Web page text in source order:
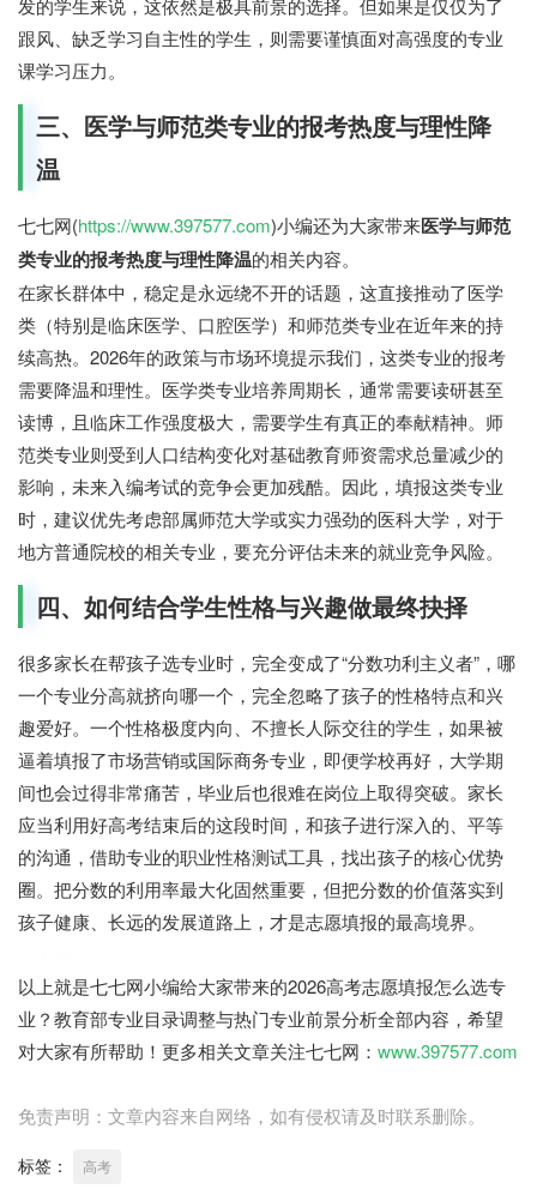
发的学生来说，这依然是极具前景的选择。但如果是仅仅为了
跟风、缺乏学习自主性的学生，则需要谨慎面对高强度的专业
课学习压力。
三、医学与师范类专业的报考热度与理性降
温
七七网(https://www.397577.com)小编还为大家带来医学与师范
类专业的报考热度与理性降温的相关内容。
在家长群体中，稳定是永远绕不开的话题，这直接推动了医学
类（特别是临床医学、口腔医学）和师范类专业在近年来的持
续高热。2026年的政策与市场环境提示我们，这类专业的报考
需要降温和理性。医学类专业培养周期长，通常需要读研甚至
读博，且临床工作强度极大，需要学生有真正的奉献精神。师
范类专业则受到人口结构变化对基础教育师资需求总量减少的
影响，未来入编考试的竞争会更加残酷。因此，填报这类专业
时，建议优先考虑部属师范大学或实力强劲的医科大学，对于
地方普通院校的相关专业，要充分评估未来的就业竞争风险。
四、如何结合学生性格与兴趣做最终抉择
很多家长在帮孩子选专业时，完全变成了“分数功利主义者”，哪
一个专业分高就挤向哪一个，完全忽略了孩子的性格特点和兴
趣爱好。一个性格极度内向、不擅长人际交往的学生，如果被
逼着填报了市场营销或国际商务专业，即便学校再好，大学期
间也会过得非常痛苦，毕业后也很难在岗位上取得突破。家长
应当利用好高考结束后的这段时间，和孩子进行深入的、平等
的沟通，借助专业的职业性格测试工具，找出孩子的核心优势
圈。把分数的利用率最大化固然重要，但把分数的价值落实到
孩子健康、长远的发展道路上，才是志愿填报的最高境界。
以上就是七七网小编给大家带来的2026高考志愿填报怎么选专
业？教育部专业目录调整与热门专业前景分析全部内容，希望
对大家有所帮助！更多相关文章关注七七网： www.397577.com
免责声明：文章内容来自网络，如有侵权请及时联系删除。
标签： 高考